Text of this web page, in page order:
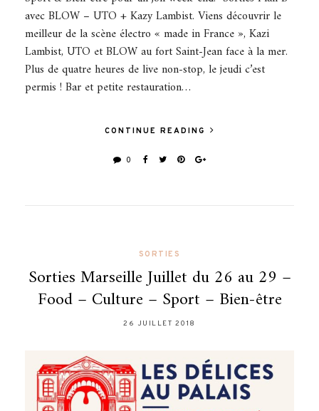
avec BLOW – UTO + Kazy Lambist. Viens découvrir le
meilleur de la scène électro « made in France », Kazi
Lambist, UTO et BLOW au fort Saint-Jean face à la mer.
Plus de quatre heures de live non-stop, le jeudi c’est
permis ! Bar et petite restauration…
CONTINUE READING
0
SORTIES
Sorties Marseille Juillet du 26 au 29 –
Food – Culture – Sport – Bien-être
26 JUILLET 2018